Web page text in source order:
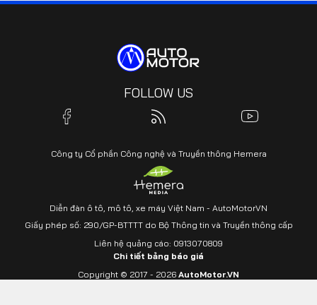
FOLLOW US
Công ty Cổ phần Công nghệ và Truyền thông Hemera
Diễn đàn ô tô, mô tô, xe máy Việt Nam - AutoMotorVN
Giấy phép số: 290/GP-BTTTT do Bộ Thông tin và Truyền thông cấp
Liên hệ quảng cáo: 0913070809
Chi tiết bảng báo giá
Copyright © 2017 - 2026 AutoMotor.VN